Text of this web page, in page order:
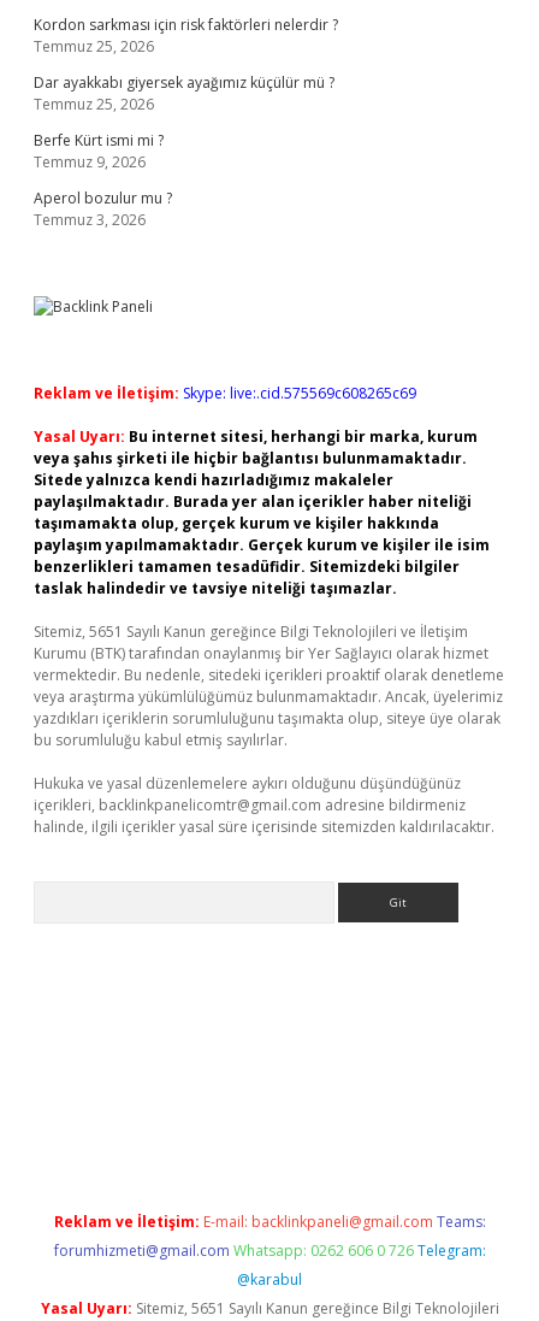
Kordon sarkması için risk faktörleri nelerdir ?
Temmuz 25, 2026
Dar ayakkabı giyersek ayağımız küçülür mü ?
Temmuz 25, 2026
Berfe Kürt ismi mi ?
Temmuz 9, 2026
Aperol bozulur mu ?
Temmuz 3, 2026
Reklam ve İletişim: Skype: live:.cid.575569c608265c69
Yasal Uyarı: Bu internet sitesi, herhangi bir marka, kurum
veya şahıs şirketi ile hiçbir bağlantısı bulunmamaktadır.
Sitede yalnızca kendi hazırladığımız makaleler
paylaşılmaktadır. Burada yer alan içerikler haber niteliği
taşımamakta olup, gerçek kurum ve kişiler hakkında
paylaşım yapılmamaktadır. Gerçek kurum ve kişiler ile isim
benzerlikleri tamamen tesadüfidir. Sitemizdeki bilgiler
taslak halindedir ve tavsiye niteliği taşımazlar.
Sitemiz, 5651 Sayılı Kanun gereğince Bilgi Teknolojileri ve İletişim
Kurumu (BTK) tarafından onaylanmış bir Yer Sağlayıcı olarak hizmet
vermektedir. Bu nedenle, sitedeki içerikleri proaktif olarak denetleme
veya araştırma yükümlülüğümüz bulunmamaktadır. Ancak, üyelerimiz
yazdıkları içeriklerin sorumluluğunu taşımakta olup, siteye üye olarak
bu sorumluluğu kabul etmiş sayılırlar.
Hukuka ve yasal düzenlemelere aykırı olduğunu düşündüğünüz
içerikleri, backlinkpanelicomtr@gmail.com adresine bildirmeniz
halinde, ilgili içerikler yasal süre içerisinde sitemizden kaldırılacaktır.
Reklam ve İletişim: E-mail: backlinkpaneli@gmail.com Teams:
forumhizmeti@gmail.com Whatsapp: 0262 606 0 726 Telegram:
@karabul
Yasal Uyarı: Sitemiz, 5651 Sayılı Kanun gereğince Bilgi Teknolojileri